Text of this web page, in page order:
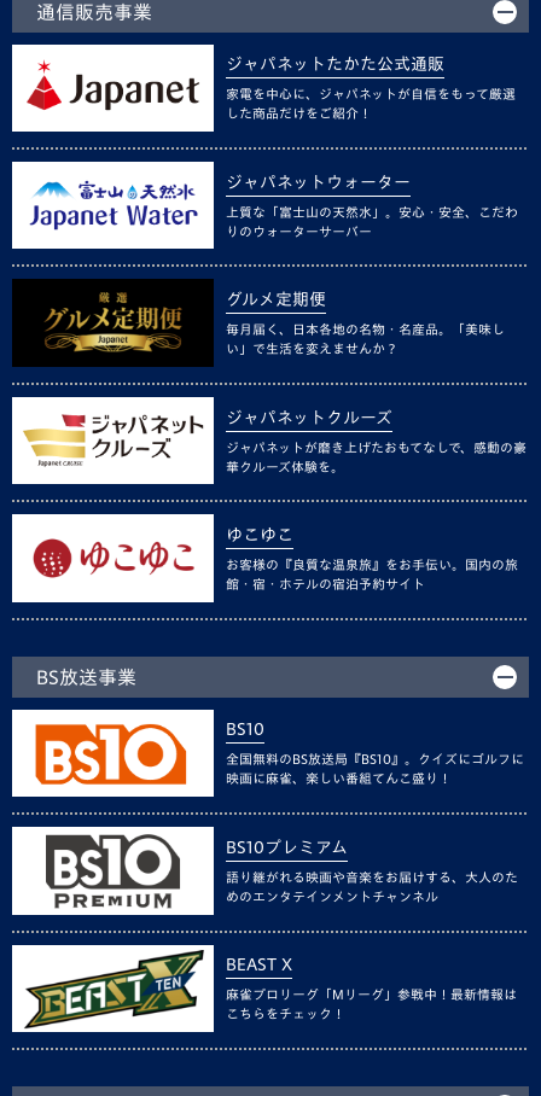
通信販売事業
ジャパネットたかた公式通販
家電を中心に、ジャパネットが自信をもって厳選
した商品だけをご紹介！
ジャパネットウォーター
上質な「富士山の天然水」。安心・安全、こだわ
りのウォーターサーバー
グルメ定期便
毎月届く、日本各地の名物・名産品。「美味し
い」で生活を変えませんか？
ジャパネットクルーズ
ジャパネットが磨き上げたおもてなしで、感動の豪
華クルーズ体験を。
ゆこゆこ
お客様の『良質な温泉旅』をお手伝い。国内の旅
館・宿・ホテルの宿泊予約サイト
BS放送事業
BS10
全国無料のBS放送局『BS10』。クイズにゴルフに
映画に麻雀、楽しい番組てんこ盛り！
BS10プレミアム
語り継がれる映画や音楽をお届けする、大人のた
めのエンタテインメントチャンネル
BEAST X
麻雀プロリーグ「Mリーグ」参戦中！最新情報は
こちらをチェック！